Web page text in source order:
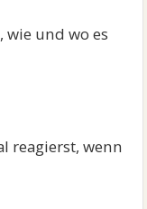
wie und wo es
reagierst, wenn